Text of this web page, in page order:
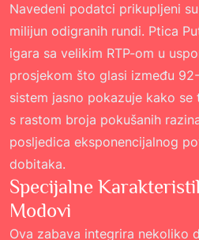
Navedeni podatci prikupljeni
milijun odigranih rundi. Ptica
igara sa velikim RTP-om u
prosjekom što glasi između
sistem jasno pokazuje kako
s rastom broja pokušanih
posljedica eksponencijalnog
dobitaka.
Specijalne
Modovi
Ova zabava integrira nekoliko